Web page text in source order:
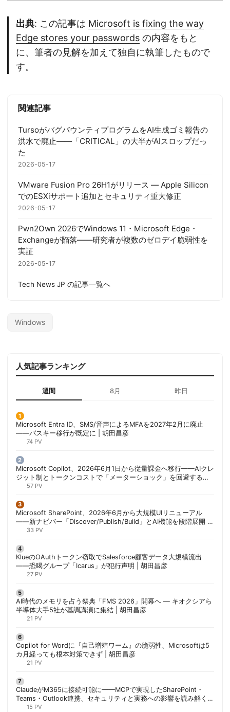
出典: この記事は Microsoft is fixing the way
Edge stores your passwords の内容をもと
に、筆者の見解を加えて独自に執筆したもので
す。
関連記事
TursoがバグバウンティプログラムをAI生成ゴミ報告の
洪水で廃止——「CRITICAL」の大半がAIスロップだっ
た
2026-05-17
VMware Fusion Pro 26H1がリリース — Apple Silicon
でのESXiサポート追加とセキュリティ重大修正
2026-05-17
Pwn2Own 2026でWindows 11・Microsoft Edge・
Exchangeが陥落――研究者が複数のゼロデイ脆弱性を
実証
2026-05-17
Tech News JP の記事一覧へ
Windows
人気記事ランキング
週間 8月 昨日
Microsoft Entra ID、SMS/音声によるMFAを2027年2月に廃止
——パスキー移行が既定に | 胡田昌彦
74 PV
Microsoft Copilot、2026年6月1日から従量課金へ移行——AIクレ
ジット制とトークンコストで「メーターショック」を回避する方
法 | 胡田昌彦
57 PV
Microsoft SharePoint、2026年6月から大規模UIリニューアル
——新ナビバー「Discover/Publish/Build」とAI機能を段階展開 |
胡田昌彦
33 PV
KlueのOAuthトークン窃取でSalesforce顧客データ大規模流出
——恐喝グループ「Icarus」が犯行声明 | 胡田昌彦
27 PV
AI時代のメモリを占う祭典「FMS 2026」開幕へ ― キオクシアら
半導体大手5社が基調講演に集結 | 胡田昌彦
21 PV
Copilot for Wordに『自己増殖ワーム』の脆弱性、Microsoftは5
カ月経っても根本対策できず | 胡田昌彦
21 PV
ClaudeがM365に接続可能に——MCPで実現したSharePoint・
Teams・Outlook連携、セキュリティと実務への影響を読み解く |
胡田昌彦
15 PV